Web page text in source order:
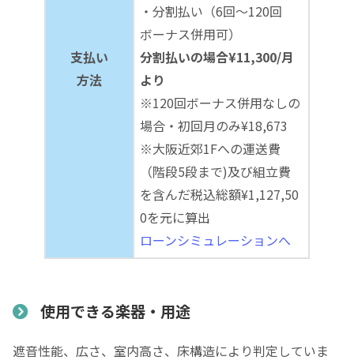
支払い
方法
・分割払い（6回～120回
ボーナス併用可）
分割払いの場合¥11,300/月
より
※120回ボーナス併用なしの
場合・初回月のみ¥18,673
※大阪近郊1Fへの運送費
（階段5段まで)及び組立費
を含んだ税込総額¥1,127,50
0を元に算出
ローンシミュレーションへ
使用できる楽器・用途
遮音性能、広さ、室内高さ、床構造により判定していま